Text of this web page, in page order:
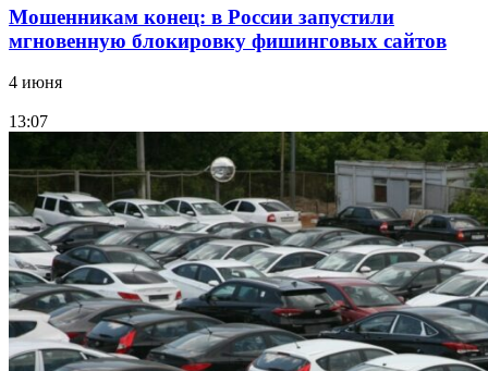
Мошенникам конец: в России запустили
мгновенную блокировку фишинговых сайтов
4 июня
13:07